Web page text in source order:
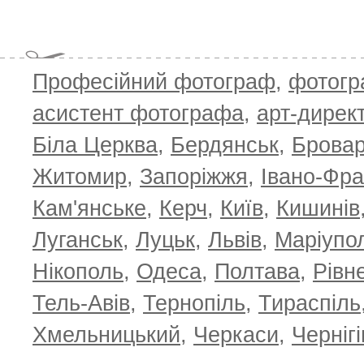
Професійний фотограф,
асистент фотографа, арт-
Біла Церква, Бердянськ,
Житомир, Запоріжжя, Івано-
Кам'янське, Керч, Київ, Кишинів
Луганськ, Луцьк, Львів,
Нікополь, Одеса, Полтава,
Тель-Авів, Тернопіль, Тираспіль
Хмельницький, Черкаси,